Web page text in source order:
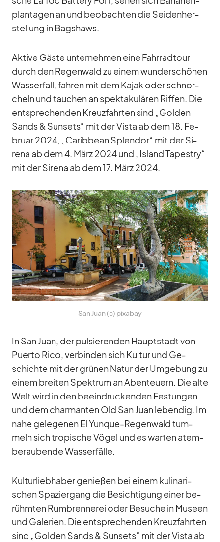
plan­ta­gen an und be­ob­ach­ten die Sei­den­her­
stel­lung in Bags­haws.
Ak­tive Gäste un­ter­neh­men eine Fahr­rad­tour
durch den Re­gen­wald zu ei­nem wun­der­schö­nen
Was­ser­fall, fah­ren mit dem Ka­jak oder schnor­
cheln und tau­chen an spek­ta­ku­lä­ren Rif­fen. Die
ent­spre­chen­den Kreuz­fahr­ten sind „Gol­den
Sands & Sun­sets“ mit der Vista ab dem 18. Fe­
bruar 2024, „Ca­rib­bean Sple­ndor“ mit der Si­
rena ab dem 4. März 2024 und „Is­land Tapestry“
mit der Si­rena ab dem 17. März 2024.
San Juan (c) pix­a­bay
In San Juan, der pul­sie­ren­den Haupt­stadt von
Pu­erto Rico, ver­bin­den sich Kul­tur und Ge­
schichte mit der grü­nen Na­tur der Um­ge­bung zu
ei­nem brei­ten Spek­trum an Aben­teu­ern. Die alte
Welt wird in den be­ein­dru­cken­den Fes­tun­gen
und dem char­man­ten Old San Juan le­ben­dig. Im
nahe ge­le­ge­nen El Yun­que-Re­gen­wald tum­
meln sich tro­pi­sche Vö­gel und es war­ten atem­
be­rau­bende Was­ser­fälle.
Kul­tur­lieb­ha­ber ge­nie­ßen bei ei­nem ku­li­na­ri­
schen Spa­zier­gang die Be­sich­ti­gung ei­ner be­
rühm­ten Rum­bren­ne­rei oder Be­su­che in Mu­seen
und Ga­le­rien. Die ent­spre­chen­den Kreuz­fahr­ten
sind „Gol­den Sands & Sun­sets“ mit der Vista ab